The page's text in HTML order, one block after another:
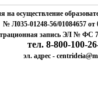
на осуществление
№ Л035-01248-56/01084657 от
запись ЭЛ № ФС 77
тел. 8-800-100-
эл. адрес -